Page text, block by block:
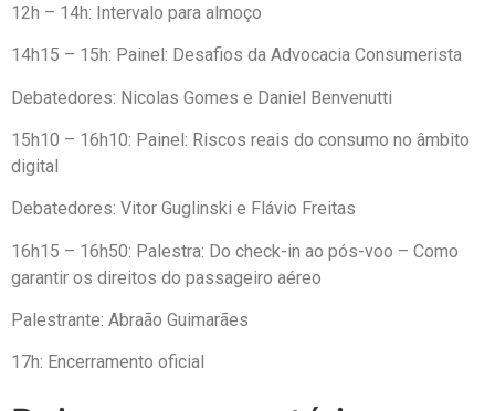
12h – 14h: Intervalo para almoço
14h15 – 15h: Painel: Desafios da Advocacia Consumerista
Debatedores: Nicolas Gomes e Daniel Benvenutti
15h10 – 16h10: Painel: Riscos reais do consumo no âmbito
digital
Debatedores: Vitor Guglinski e Flávio Freitas
16h15 – 16h50: Palestra: Do check-in ao pós-voo – Como
garantir os direitos do passageiro aéreo
Palestrante: Abraão Guimarães
17h: Encerramento oficial